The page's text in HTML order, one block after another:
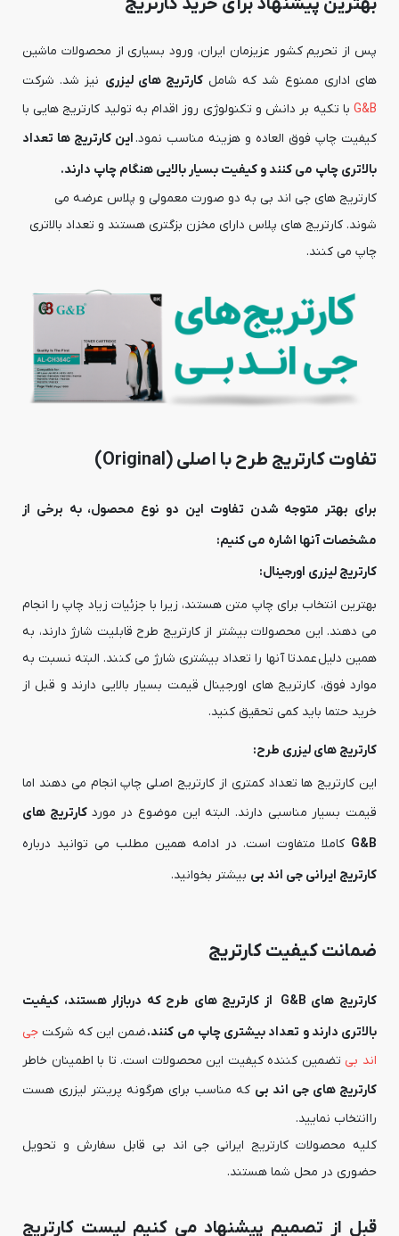
بهترین پیشنهاد برای خرید کارتریج
پس از تحریم کشور عزیزمان ایران، ورود بسیاری از محصولات ماشین
های اداری ممنوع شد که شاملکارتریج های لیزری نیز شد. شرکت
G&B با تکیه بر دانش و تکنولوژی روز اقدام به تولید کارتریج هایی با
کیفیت چاپ فوق العاده و هزینه مناسب نمود. این کارتریج ها تعداد
بالاتری چاپ می کنند و کیفیت بسیار بالایی هنگام چاپ دارند.
کارتریج های جی اند بی به دو صورت معمولی و پلاس عرضه می
شوند. کارتریج های پلاس دارای مخزن بزگتری هستند و تعداد بالاتری
چاپ می کنند.
تفاوت کارتریج طرح با اصلی (Original)
برای بهتر متوجه شدن تفاوت این دو نوع محصول، به برخی از
مشخصات آنها اشاره می کنیم:
کارتریج لیزری اورجینال:
بهترین انتخاب برای چاپ متن هستند، زیرا با جزئیات زیاد چاپ را انجام
می دهند. این محصولات بیشتر از کارتریج طرح قابلیت شارژ دارند، به
همین دلیل عمدتا آنها را تعداد بیشتری شارژ می کنند. البته نسبت به
موارد فوق، کارتریج های اورجینال قیمت بسیار بالایی دارند و قبل از
خرید حتما باید کمی تحقیق کنید.
کارتریج های لیزری طرح:
این کارتریج ها تعداد کمتری از کارتریج اصلی چاپ انجام می دهند اما
قیمت بسیار مناسبی دارند. البته این موضوع در موردکارتریج های
G&B کاملا متفاوت است. در ادامه همین مطلب می توانید درباره
کارتریج ایرانی جی اند بی بیشتر بخوانید.
ضمانت کیفیت کارتریج
کارتریج های G&B از کارتریج های طرح که دربازار هستند، کیفیت
بالاتری دارند و تعداد بیشتری چاپ می کنند.ضمن این که شرکت جی
اند بی تضمین کننده کیفیت این محصولات است. تا با اطمینان خاطر
کارتریج های جی اند بی که مناسب برای هرگونه پرینتر لیزری هست
را انتخاب نمایید.
کلیه محصولات کارتریج ایرانی جی اند بی قابل سفارش و تحویل
حضوری در محل شما هستند.
قبل از تصمیم پیشنهاد می کنیم لیست کارتریج